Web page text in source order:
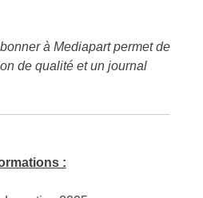
à Mediapart permet de
de qualité et un journal
: